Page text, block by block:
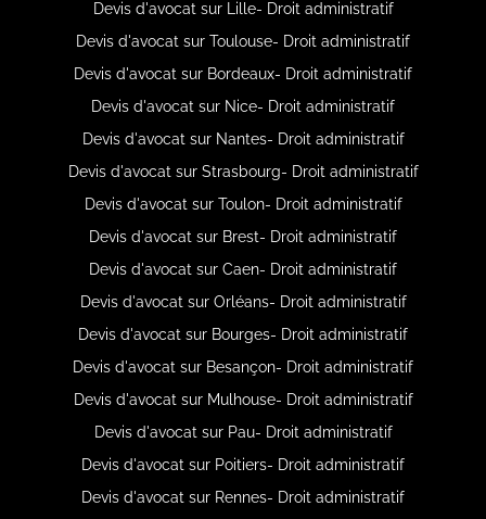
Devis d'avocat sur Lille- Droit administratif
Devis d'avocat sur Toulouse- Droit administratif
Devis d'avocat sur Bordeaux- Droit administratif
Devis d'avocat sur Nice- Droit administratif
Devis d'avocat sur Nantes- Droit administratif
Devis d'avocat sur Strasbourg- Droit administratif
Devis d'avocat sur Toulon- Droit administratif
Devis d'avocat sur Brest- Droit administratif
Devis d'avocat sur Caen- Droit administratif
Devis d'avocat sur Orléans- Droit administratif
Devis d'avocat sur Bourges- Droit administratif
Devis d'avocat sur Besançon- Droit administratif
Devis d'avocat sur Mulhouse- Droit administratif
Devis d'avocat sur Pau- Droit administratif
Devis d'avocat sur Poitiers- Droit administratif
Devis d'avocat sur Rennes- Droit administratif